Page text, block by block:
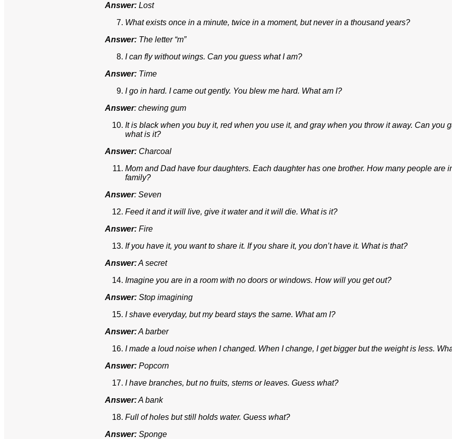
Answer: Lost
What exists once in a minute, twice in a moment, but never in a thousand years?
Answer: The letter “m”
I can fly without wings. Can you guess what I am?
Answer: Time
I go in hard. I came out gently. You blew me hard. What am I?
Answer: chewing gum
It is black when you buy it, red when you use it, and gray when you throw it away. Can you
what is it?
Answer: Charcoal
Mom and Dad have four daughters. Each daughter has one brother. How many people are
family?
Answer: Seven
Feed it and it will live, give it water and it will die. What is it?
Answer: Fire
If you have it, you want to share it. If you share it, you don’t have it. What is that?
Answer:A secret
Imagine you are in a room with no doors or windows. How will you get out?
Answer: Stop imagining
I shave everyday, but my beard stays the same. What am I?
Answer:A barber
I made a loud noise when I changed. When I change, I get bigger but the weight is less.
Answer: Popcorn
I have branches, but no fruits, stems or leaves. Guess what?
Answer:A bank
Full of holes but still holds water. Guess what?
Answer: Sponge